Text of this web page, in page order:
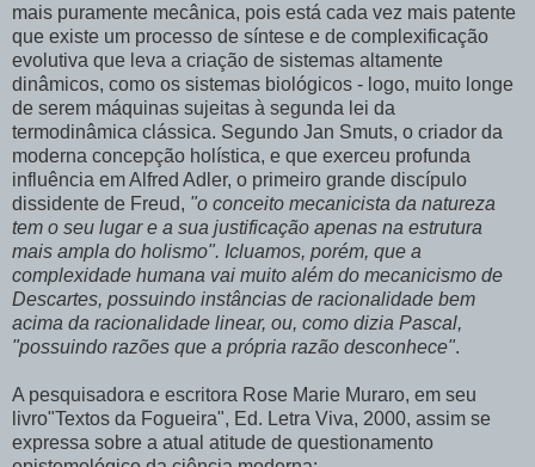
mais puramente mecânica, pois está cada vez mais patente
que existe um processo de síntese e de complexificação
evolutiva que leva a criação de sistemas altamente
dinâmicos, como os sistemas biológicos - logo, muito longe
de serem máquinas sujeitas à segunda lei da
termodinâmica clássica. Segundo Jan Smuts, o criador da
moderna concepção holística, e que exerceu profunda
influência em Alfred Adler, o primeiro grande discípulo
dissidente de Freud, "o conceito mecanicista da natureza
tem o seu lugar e a sua justificação apenas na estrutura
mais ampla do holismo". Icluamos, porém, que a
complexidade humana vai muito além do mecanicismo de
Descartes, possuindo instâncias de racionalidade bem
acima da racionalidade linear, ou, como dizia Pascal,
"possuindo razões que a própria razão desconhece".
A pesquisadora e escritora Rose Marie Muraro, em seu
livro"Textos da Fogueira", Ed. Letra Viva, 2000, assim se
expressa sobre a atual atitude de questionamento